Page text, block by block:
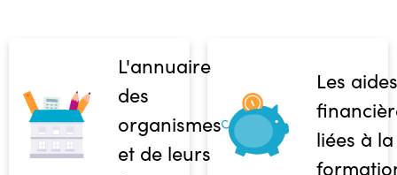
L'annuaire
des
organismes
et de leurs
Les aides
liées à la